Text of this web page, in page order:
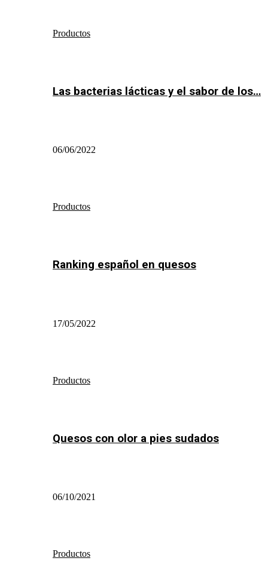
Productos
Las bacterias lácticas y el sabor de los…
06/06/2022
Productos
Ranking español en quesos
17/05/2022
Productos
Quesos con olor a pies sudados
06/10/2021
Productos